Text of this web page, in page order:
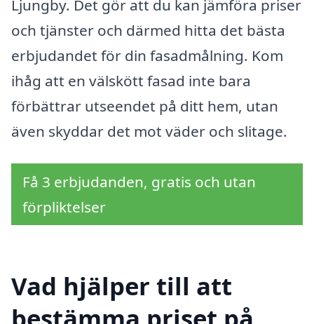
Ljungby. Det gör att du kan jämföra priser
och tjänster och därmed hitta det bästa
erbjudandet för din fasadmålning. Kom
ihåg att en välskött fasad inte bara
förbättrar utseendet på ditt hem, utan
även skyddar det mot väder och slitage.
Få 3 erbjudanden, gratis och utan
förpliktelser
Vad hjälper till att